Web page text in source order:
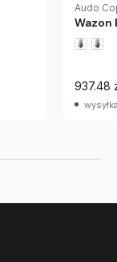
Audo
Wazon
937.48